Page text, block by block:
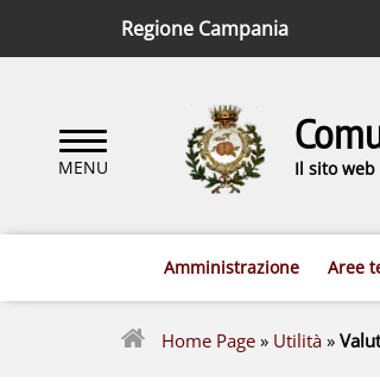
Regione Campania
Il sito
Amministrazione Aree
Home Page » Utilità »